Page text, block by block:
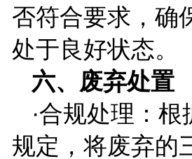
否符合要求，确
处于良好状态。
六、废弃处置
·合规处理：
规定，将废弃的